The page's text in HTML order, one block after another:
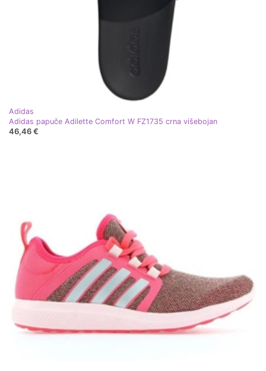
Adidas
Adidas papuče Adilette Comfort W FZ1735 crna višebojan
46,46 €